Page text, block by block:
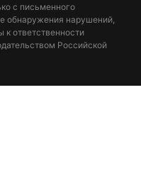
с письменного
обнаружения нарушений,
ответственности
Российской